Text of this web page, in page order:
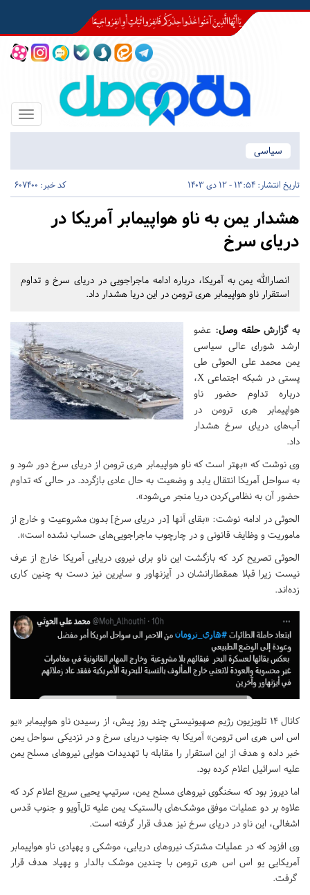
Toggle
سیاسی
تاریخ انتشار: 13:54 - 12 دی 1403 کد خبر: 607400
هشدار یمن به ناو هواپیمابر آمریکا در
دریای سرخ
انصارالله یمن به آمریکا، درباره ادامه ماجراجویی در دریای سرخ و تداوم
استقرار ناو هواپیمابر هری ترومن در این دریا هشدار داد.
به گزارشحلقه وصل: عضو
ارشد شورای عالی سیاسی
یمن محمد علی الحوثی طی
پستی در شبکه اجتماعی X،
درباره تداوم حضور ناو
هواپیمابر هری ترومن در
آب‌های دریای سرخ هشدار
داد.
وی نوشت که «بهتر است که ناو هواپیمابر هری ترومن از دریای سرخ دور شود و
به سواحل آمریکا انتقال یابد و وضعیت به حال عادی بازگردد. در حالی که تداوم
حضور آن به نظامی‌کردن دریا منجر می‌شود».
الحوثی در ادامه نوشت: «بقای آنها [در دریای سرخ] بدون مشروعیت و خارج از
ماموریت و وظایف قانونی و در چارچوب ماجراجویی‌های حساب نشده است».
الحوثی تصریح کرد که بازگشت این ناو برای نیروی دریایی آمریکا خارج از عرف
نیست زیرا قبلا همقطارانشان در آیزنهاور و سایرین نیز دست به چنین کاری
زده‌اند.
کانال ۱۴ تلویزیون رژیم صهیونیستی چند روز پیش، از رسیدن ناو هواپیمابر «یو
اس اس هری اس ترومن» آمریکا به جنوب دریای سرخ و در نزدیکی سواحل یمن
خبر داده و هدف از این استقرار را مقابله با تهدیدات هوایی نیروهای مسلح یمن
علیه اسرائیل اعلام کرده بود.
اما دیروز بود که سخنگوی نیروهای مسلح یمن، سرتیپ یحیی سریع اعلام کرد که
علاوه بر دو عملیات موفق موشک‌های بالستیک یمن علیه تل‌آویو و جنوب قدس
اشغالی، این ناو در دریای سرخ نیز هدف قرار گرفته است.
وی افزود که در عملیات مشترک نیروهای دریایی، موشکی و پهپادی ناو هواپیمابر
آمریکایی یو اس اس هری ترومن با چندین موشک بالدار و پهپاد هدف قرار
گرفت.